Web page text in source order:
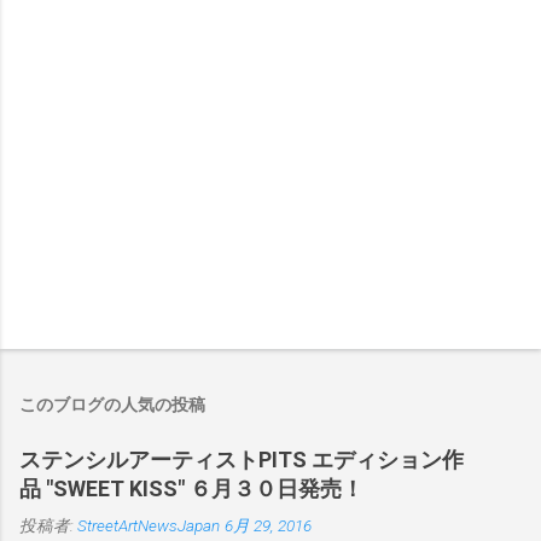
このブログの人気の投稿
ステンシルアーティストPITS エディション作
品 "SWEET KISS" ６月３０日発売！
投稿者: StreetArtNewsJapan 6月 29, 2016